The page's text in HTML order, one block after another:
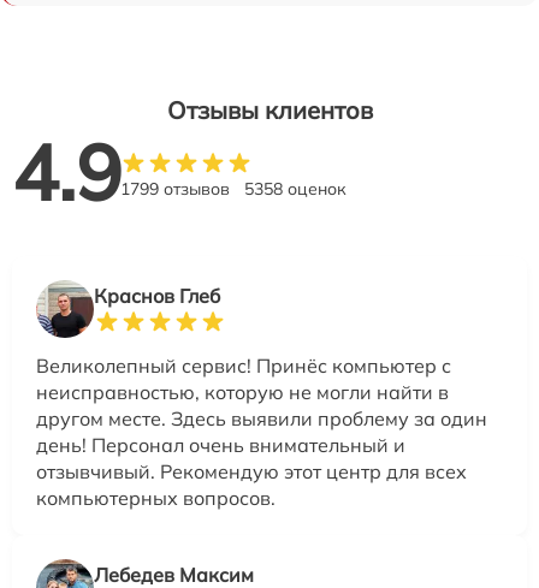
Отзывы клиентов
4.91799 отзывов 5358 оценок
Краснов Глеб
Великолепный сервис! Принёс компьютер с
неисправностью, которую не могли найти в
другом месте. Здесь выявили проблему за один
день! Персонал очень внимательный и
отзывчивый. Рекомендую этот центр для всех
компьютерных вопросов.
Лебедев Максим